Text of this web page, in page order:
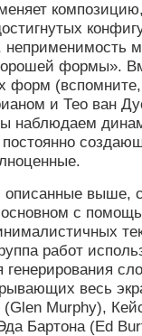
неприменимость
формы».
форм
и Тео ван
наблюдаем
постоянно
описанные выше,
с
работ
генерирования
весь
Murphy),
Бартона (Ed